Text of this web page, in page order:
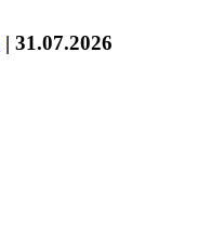
| 31.07.2026